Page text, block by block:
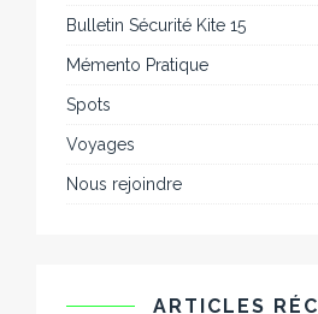
Bulletin Sécurité Kite 15
Mémento Pratique
Spots
Voyages
Nous rejoindre
ARTICLES